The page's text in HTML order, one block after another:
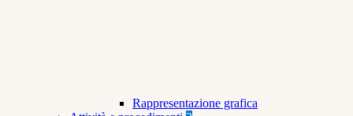
Rappresentazione grafica